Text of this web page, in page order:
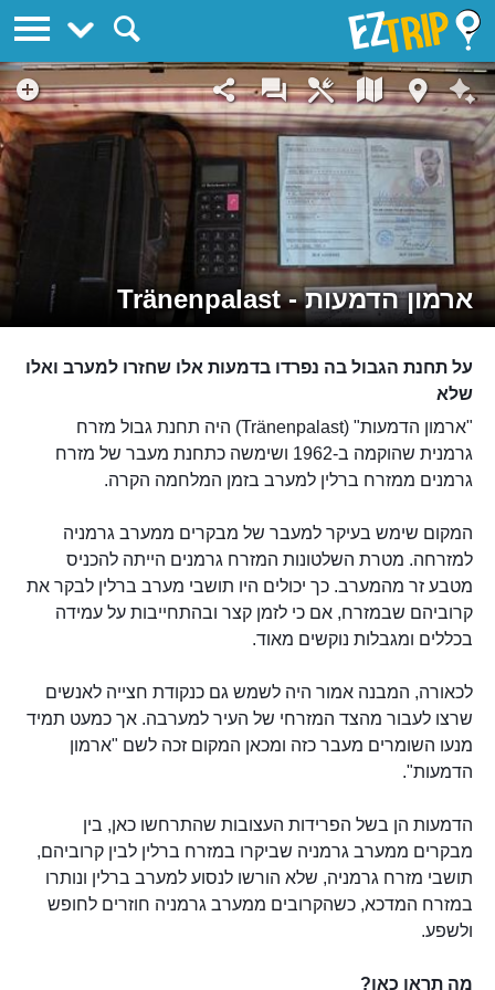
ארמון הדמעות - Tränenpalast
על תחנת הגבול בה נפרדו בדמעות אלו שחזרו למערב ואלו
שלא
"ארמון הדמעות" (Tränenpalast) היה תחנת גבול מזרח
גרמנית שהוקמה ב-1962 ושימשה כתחנת מעבר של מזרח
גרמנים ממזרח ברלין למערב בזמן המלחמה הקרה.
המקום שימש בעיקר למעבר של מבקרים ממערב גרמניה
למזרחה. מטרת השלטונות המזרח גרמנים הייתה להכניס
מטבע זר מהמערב. כך יכולים היו תושבי מערב ברלין לבקר את
קרוביהם שבמזרח, אם כי לזמן קצר ובהתחייבות על עמידה
בכללים ומגבלות נוקשים מאוד.
לכאורה, המבנה אמור היה לשמש גם כנקודת חצייה לאנשים
שרצו לעבור מהצד המזרחי של העיר למערבה. אך כמעט תמיד
מנעו השומרים מעבר כזה ומכאן המקום זכה לשם "ארמון
הדמעות".
הדמעות הן בשל הפרידות העצובות שהתרחשו כאן, בין
מבקרים ממערב גרמניה שביקרו במזרח ברלין לבין קרוביהם,
תושבי מזרח גרמניה, שלא הורשו לנסוע למערב ברלין ונותרו
במזרח המדכא, כשהקרובים ממערב גרמניה חוזרים לחופש
ולשפע.
מה תראו כאן?
EZTrip